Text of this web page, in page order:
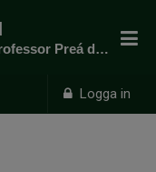
Logga in
Fundador Mestre Camisa - Professor Preá do mato